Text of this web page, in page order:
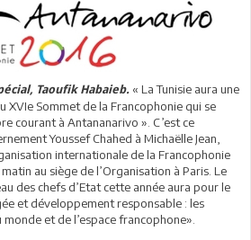
Taoufik Habaieb. « La Tunisie aura une
Sommet de la Francophonie qui se
courant à Antananarivo ». C’est ce
Youssef Chahed à Michaëlle Jean,
internationale de la Francophonie
au siège de l’Organisation à Paris. Le
des chefs d’Etat cette année aura pour le
et développement responsable : les
et de l’espace francophone».